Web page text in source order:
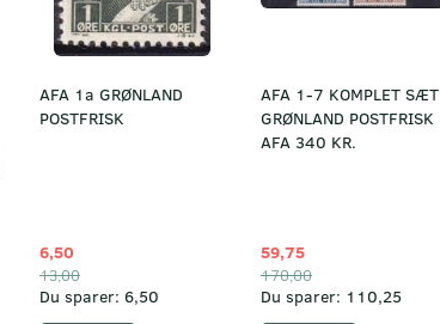
AFA 1a GRØNLAND
POSTFRISK
6,50
13,00
Du sparer: 6,50
AFA 1-7 KOMPLET SÆT
GRØNLAND POSTFRISK
AFA 340 KR.
59,75
170,00
Du sparer: 110,25